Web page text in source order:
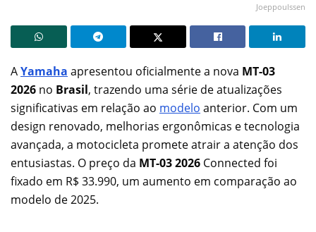
Joeppoulssen
AYamaha apresentou oficialmente a nova MT-03
2026 no Brasil, trazendo uma série de atualizações
significativas em relação ao modelo anterior. Com um
design renovado, melhorias ergonômicas e tecnologia
avançada, a motocicleta promete atrair a atenção dos
entusiastas. O preço da MT-03 2026 Connected foi
fixado em R$ 33.990, um aumento em comparação ao
modelo de 2025.